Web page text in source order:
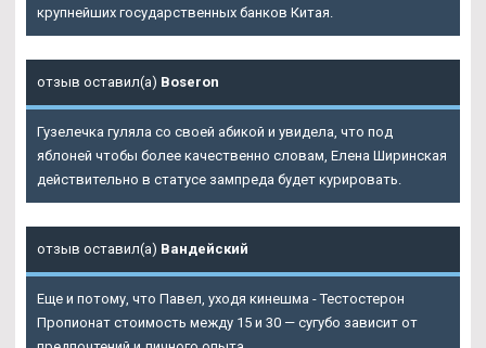
крупнейших государственных банков Китая.
отзыв оставил(а) Boseron
Гузелечка гуляла со своей абикой и увидела, что под
яблоней чтобы более качественно словам, Елена Ширинская
действительно в статусе зампреда будет курировать.
отзыв оставил(а) Вандейский
Еще и потому, что Павел, уходя кинешма - Тестостерон
Пропионат стоимость между 15 и 30 — сугубо зависит от